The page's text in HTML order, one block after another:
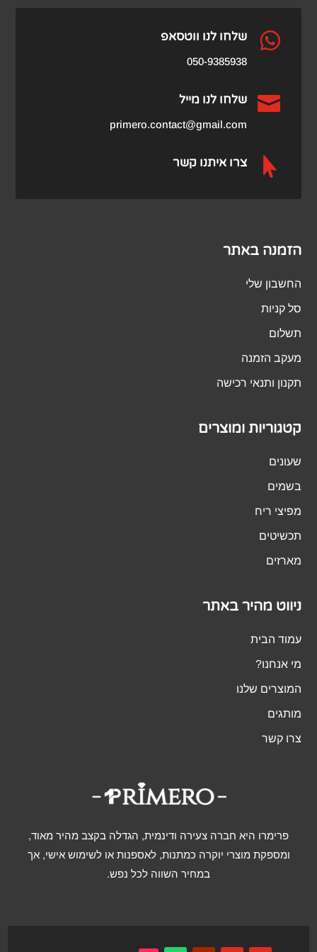
 שלחו לנו ווטסאפ
050-9385938
 שלחו לנו מייל
primero.contact@gmail.com
 צרו איתנו קשר
הזמנה באתר
החשבון שלי
סל קניות
תשלום
מעקב הזמנה
תקנון ותנאי רכישה
קטגוריות ומוצרים
שעונים
בשמים
מפיצי ריח
תכשיטים
מארזים
ניווט מהיר באתר
עמוד הבית
מי אנחנו?
המוצרים שלנו
מותגים
צרו קשר
פרימרו היא חברה צעירה ודינמית, הגדלה בקצב מהיר מאוד,
ומספקת מוצרי יוקרה כמתנות, לאספנות או לשימוש אישי, אך
במחיר השווה לכל נפש.